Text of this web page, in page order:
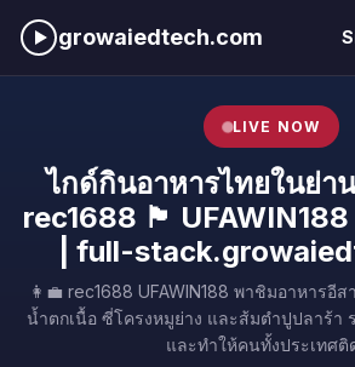
growaiedtech.com
LIVE NOW
ไกด์กินอาหารไทยในย่า
rec1688 🏴
| full-
👩‍💼 rec1688 UFAWIN188 พาชิมอาหาร
น้ำตกเนื้อ ซี่โครงหมูย่าง และส้มตำปูปลาร้า
และทำให้คนทั้งประเทศติ